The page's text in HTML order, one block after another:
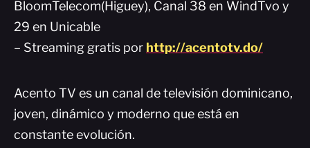
BloomTelecom(Higuey), Canal 38 en WindTvo y
29 en Unicable
– Streaming gratis por http://acentotv.do/
Acento TV es un canal de televisión dominicano,
joven, dinámico y moderno que está en
constante evolución.